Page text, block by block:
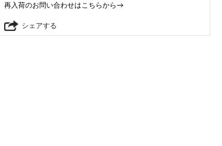
再入荷のお問い合わせはこちらから→
シェアする